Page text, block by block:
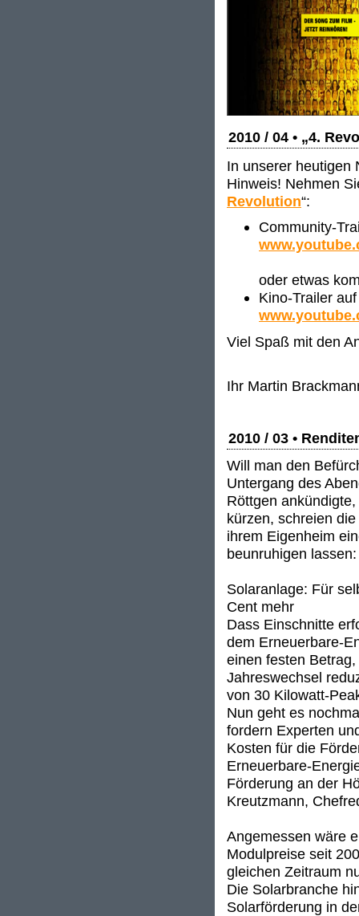
2010 / 04 • „4.
In unserer heutigen
Hinweis! Nehmen
Revolution“:
Community-
oder etwas
Kino-Trailer
Viel Spaß mit den
Ihr Martin
2010 / 03 •
Will man den
Untergang des
Röttgen
kürzen, schreien
ihrem Eigenheim
beunruhigen
Solaranlage: Für
Cent mehr
Dass Einschnitte
dem Erneuerbare-
einen festen
Jahreswechsel
von 30 Kilowatt-
Nun geht es
fordern Experten
Kosten für die
Erneuerbare-
Förderung an der
Kreutzmann,
Angemessen wäre
Modulpreise seit
gleichen Zeitraum
Die Solarbranche
Solarförderung in